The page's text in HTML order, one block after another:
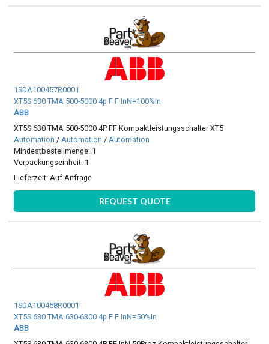
1SDA100457R0001
XT5S 630 TMA 500-5000 4p F F InN=100%In
ABB
XT5S 630 TMA 500-5000 4P FF Kompaktleistungsschalter XT5
Automation / Automation / Automation
Mindestbestellmenge: 1
Verpackungseinheit: 1
Lieferzeit: Auf Anfrage
REQUEST QUOTE
1SDA100458R0001
XT5S 630 TMA 630-6300 4p F F InN=50%In
ABB